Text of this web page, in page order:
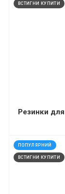
ВСТИГНИ КУПИТИ
Резинки
ПОПУЛЯРНИЙ
ВСТИГНИ КУПИТИ
код: 2699